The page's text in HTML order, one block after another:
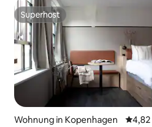
Superhost
Superhost
Wohnung in Kopenhagen
4,82